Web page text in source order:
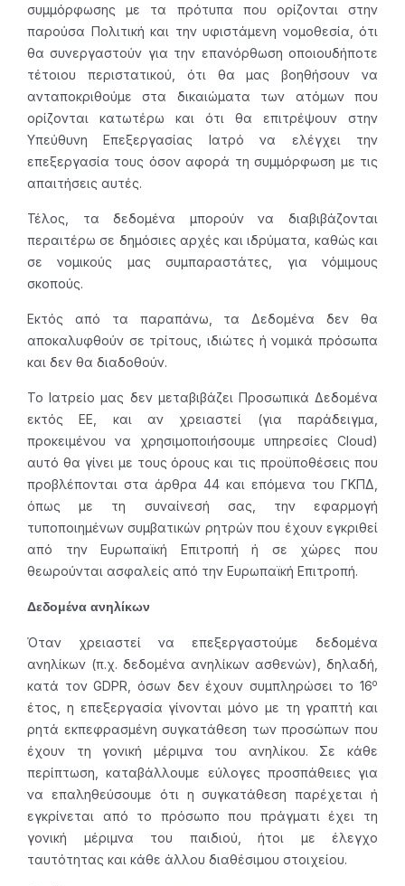
συμμόρφωσης με τα πρότυπα που ορίζονται στην
παρούσα Πολιτική και την υφιστάμενη νομοθεσία, ότι
θα συνεργαστούν για την επανόρθωση οποιουδήποτε
τέτοιου περιστατικού, ότι θα μας βοηθήσουν να
ανταποκριθούμε στα δικαιώματα των ατόμων που
ορίζονται κατωτέρω και ότι θα επιτρέψουν στην
Υπεύθυνη Επεξεργασίας Ιατρό να ελέγχει την
επεξεργασία τους όσον αφορά τη συμμόρφωση με τις
απαιτήσεις αυτές.
Τέλος, τα δεδομένα μπορούν να διαβιβάζονται
περαιτέρω σε δημόσιες αρχές και ιδρύματα, καθώς και
σε νομικούς μας συμπαραστάτες, για νόμιμους
σκοπούς.
Εκτός από τα παραπάνω, τα Δεδομένα δεν θα
αποκαλυφθούν σε τρίτους, ιδιώτες ή νομικά πρόσωπα
και δεν θα διαδοθούν.
Το Ιατρείο μας δεν μεταβιβάζει Προσωπικά Δεδομένα
εκτός ΕΕ, και αν χρειαστεί (για παράδειγμα,
προκειμένου να χρησιμοποιήσουμε υπηρεσίες Cloud)
αυτό θα γίνει με τους όρους και τις προϋποθέσεις που
προβλέπονται στα άρθρα 44 και επόμενα του ΓΚΠΔ,
όπως με τη συναίνεσή σας, την εφαρμογή
τυποποιημένων συμβατικών ρητρών που έχουν εγκριθεί
από την Ευρωπαϊκή Επιτροπή ή σε χώρες που
θεωρούνται ασφαλείς από την Ευρωπαϊκή Επιτροπή.
Δεδομένα ανηλίκων
Όταν χρειαστεί να επεξεργαστούμε δεδομένα
ανηλίκων (π.χ. δεδομένα ανηλίκων ασθενών), δηλαδή,
κατά τον GDPR, όσων δεν έχουν συμπληρώσει το 16ο
έτος, η επεξεργασία γίνονται μόνο με τη γραπτή και
ρητά εκπεφρασμένη συγκατάθεση των προσώπων που
έχουν τη γονική μέριμνα του ανηλίκου. Σε κάθε
περίπτωση, καταβάλλουμε εύλογες προσπάθειες για
να επαληθεύσουμε ότι η συγκατάθεση παρέχεται ή
εγκρίνεται από το πρόσωπο που πράγματι έχει τη
γονική μέριμνα του παιδιού, ήτοι με έλεγχο
ταυτότητας και κάθε άλλου διαθέσιμου στοιχείου.